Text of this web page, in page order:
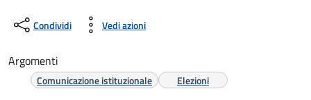
Condividi Vedi azioni
Argomenti
Comunicazione istituzionale Elezioni